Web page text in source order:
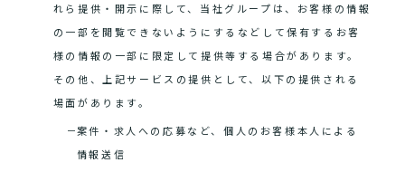
れら提供・開示に際して、当社グループは、お客様の情報
の一部を閲覧できないようにするなどして保有するお客
様の情報の一部に限定して提供等する場合があります。
その他、上記サービスの提供として、以下の提供される
場面があります。
案件・求人への応募など、個人のお客様本人による
情報送信